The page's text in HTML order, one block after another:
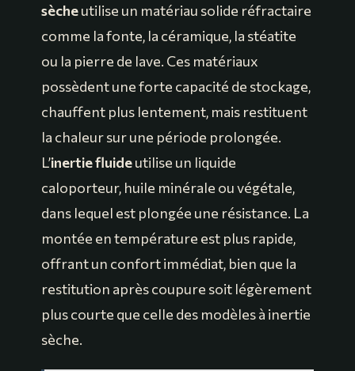
sècheutilise un matériau solide réfractaire
comme la fonte, la céramique, la stéatite
ou la pierre de lave. Ces matériaux
possèdent une forte capacité de stockage,
chauffent plus lentement, mais restituent
la chaleur sur une période prolongée.
L’inertie fluideutilise un liquide
caloporteur, huile minérale ou végétale,
dans lequel est plongée une résistance. La
montée en température est plus rapide,
offrant un confort immédiat, bien que la
restitution après coupure soit légèrement
plus courte que celle des modèles à inertie
sèche.